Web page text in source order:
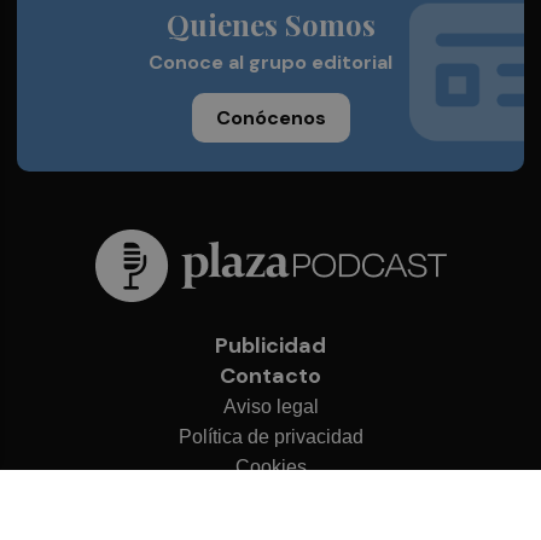
Quienes Somos
Conoce al grupo editorial
Conócenos
Publicidad
Contacto
Aviso legal
Política de privacidad
Cookies